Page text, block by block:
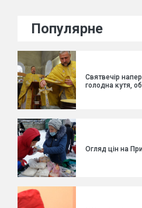
Популярне
Святвечір
голодна кутя,
Огляд цін на